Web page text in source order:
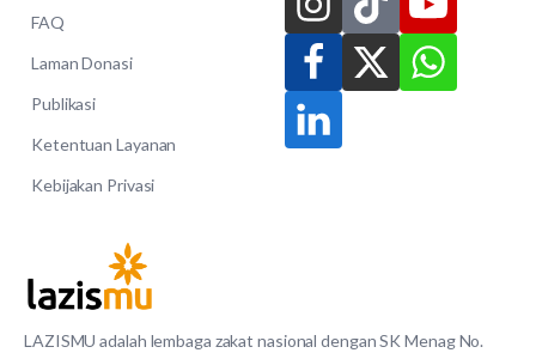
LAZISMU adalah lembaga zakat nasional dengan SK Menag No.
FAQ
Laman Donasi
Publikasi
Ketentuan Layanan
Kebijakan Privasi